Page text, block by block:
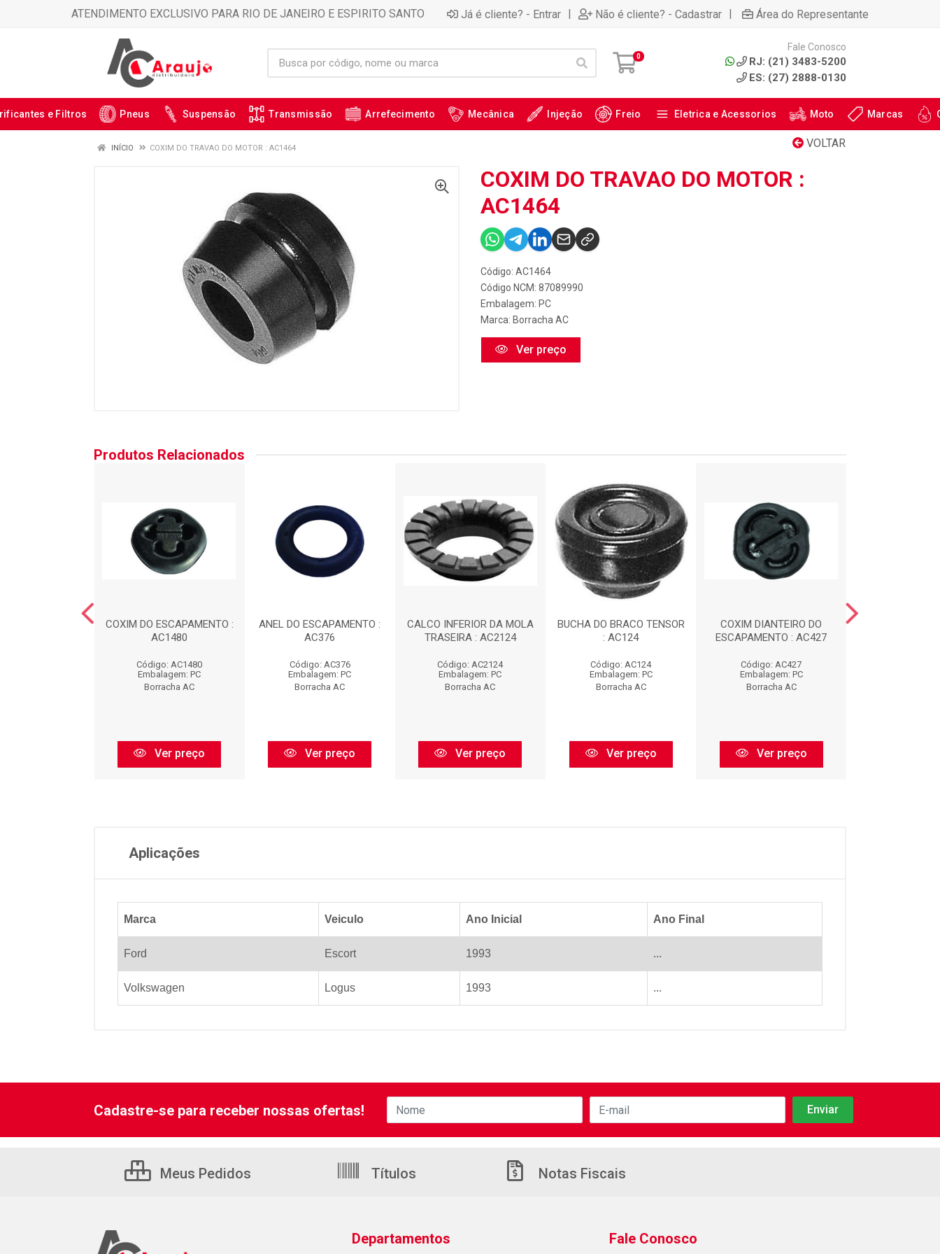
ATENDIMENTO EXCLUSIVO PARA RIO DE JANEIRO E ESPIRITO SANTO Já é cliente? - Entrar | Não é cliente? - Cadastrar | Área do Representante
0
Fale Conosco
RJ: (21) 3483-5200
ES: (27) 2888-0130
e Filtros Pneus Suspensão Transmissão Arrefecimento Mecânica Injeção Freio Eletrica e Acessorios Moto Marcas
VOLTAR
INÍCIO COXIM DO TRAVAO DO MOTOR : AC1464
COXIM DO TRAVAO DO MOTOR :
AC1464
Código: AC1464
Código NCM: 87089990
Embalagem: PC
Marca: Borracha AC
Ver preço
Produtos Relacionados
COXIM DO ESCAPAMENTO :
AC1480
Código: AC1480
Embalagem: PC
Borracha AC
Ver preço
ANEL DO ESCAPAMENTO :
AC376
Código: AC376
Embalagem: PC
Borracha AC
Ver preço
CALCO INFERIOR DA MOLA
TRASEIRA : AC2124
Código: AC2124
Embalagem: PC
Borracha AC
Ver preço
BUCHA DO BRACO TENSOR
: AC124
Código: AC124
Embalagem: PC
Borracha AC
Ver preço
COXIM DIANTEIRO DO
ESCAPAMENTO : AC427
Código: AC427
Embalagem: PC
Borracha AC
Ver preço
Aplicações
Marca Veiculo Ano Inicial Ano Final
Ford Escort 1993 ...
Volkswagen Logus 1993 ...
Cadastre-se para receber nossas ofertas!
Meus Pedidos Títulos Notas Fiscais
Departamentos Fale Conosco